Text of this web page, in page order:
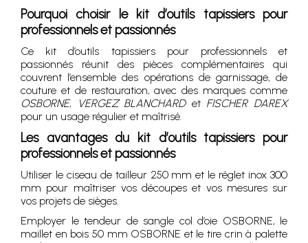
Pourquoi choisir le kit d’outils tapissiers pour
professionnels et passionnés
Ce kit d’outils tapissiers pour professionnels et
passionnés réunit des pièces complémentaires qui
couvrent l’ensemble des opérations de garnissage, de
couture et de restauration, avec des marques comme
OSBORNE, VERGEZ BLANCHARDet FISCHER DAREX
pour un usage régulier et maîtrisé.
Les avantages du kit d’outils tapissiers pour
professionnels et passionnés
Utiliser le ciseau de tailleur 250 mm et le réglet inox 300
mm pour maîtriser vos découpes et vos mesures sur
vos projets de sièges.
Employer le tendeur de sangle col d’oie OSBORNE, le
maillet en bois 50 mm OSBORNE et le tire crin à palette